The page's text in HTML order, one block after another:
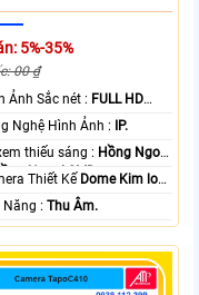
5%-35%
00 ₫
Ảnh Sắc nét : FULL HD
🌠 Công Nghệ Hình Ảnh :
IP.
⭐ Khi xem thiếu sáng : Hồng Ngoại
Ngoại SMD.
Thiết Kế Dome Kim loại
️✔️ Khả Năng :Thu Âm.